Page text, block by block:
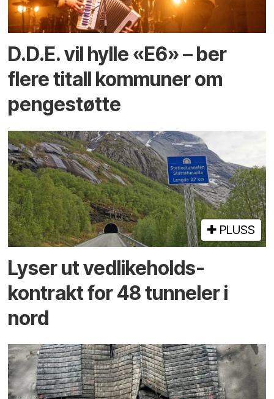
D.D.E. vil hylle «E6» – ber
flere titall kommuner om
pengestøtte
PLUSS
Lyser ut vedlikeholds­
kontrakt for 48 tunneler i
nord